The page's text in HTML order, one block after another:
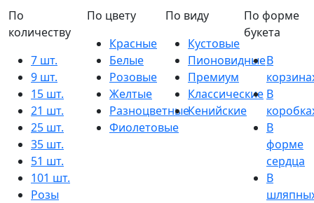
По
количеству
7 шт.
9 шт.
15 шт.
21 шт.
25 шт.
35 шт.
51 шт.
101 шт.
Розы
По цвету
Красные
Белые
Розовые
Желтые
Разноцветные
Фиолетовые
По виду
Кустовые
Пионовидные
Премиум
Классические
Кенийские
По форме
букета
В
В
В
форме
сердца
В